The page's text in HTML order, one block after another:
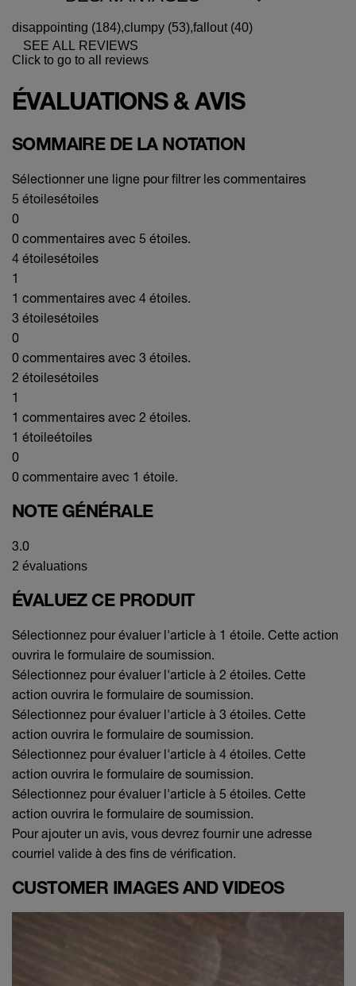
disappointing (184),clumpy (53),fallout (40)
SEE ALL REVIEWS
Click to go to all reviews
ÉVALUATIONS & AVIS
SOMMAIRE DE LA NOTATION
Sélectionner une ligne pour filtrer les commentaires
5 étoilesétoiles
0
0 commentaires avec 5 étoiles.
4 étoilesétoiles
1
1 commentaires avec 4 étoiles.
3 étoilesétoiles
0
0 commentaires avec 3 étoiles.
2 étoilesétoiles
1
1 commentaires avec 2 étoiles.
1 étoileétoiles
0
0 commentaire avec 1 étoile.
NOTE GÉNÉRALE
3.0
2 évaluations
ÉVALUEZ CE PRODUIT
Sélectionnez pour évaluer l'article à 1 étoile. Cette action
ouvrira le formulaire de soumission.
Sélectionnez pour évaluer l'article à 2 étoiles. Cette
action ouvrira le formulaire de soumission.
Sélectionnez pour évaluer l'article à 3 étoiles. Cette
action ouvrira le formulaire de soumission.
Sélectionnez pour évaluer l'article à 4 étoiles. Cette
action ouvrira le formulaire de soumission.
Sélectionnez pour évaluer l'article à 5 étoiles. Cette
action ouvrira le formulaire de soumission.
Pour ajouter un avis, vous devrez fournir une adresse
courriel valide à des fins de vérification.
CUSTOMER IMAGES AND VIDEOS